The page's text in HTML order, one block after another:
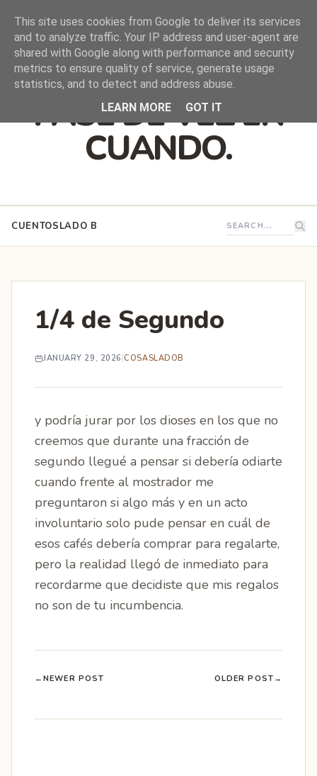
DEJO QUE ESTO
PASE DE VEZ EN
CUANDO.
CUENTOSLADO B
1/4 de Segundo
JANUARY 29, 2026 |COSASLADOB
y podría jurar por los dioses en los que no
creemos que durante una fracción de
segundo llegué a pensar si debería odiarte
cuando frente al mostrador me
preguntaron si algo más y en un acto
involuntario solo pude pensar en cuál de
esos cafés debería comprar para regalarte,
pero la realidad llegó de inmediato para
recordarme que decidiste que mis regalos
no son de tu incumbencia.
←NEWER POST OLDER POST →
This site uses cookies from Google to deliver its services
and to analyze traffic. Your IP address and user-agent are
shared with Google along with performance and security
metrics to ensure quality of service, generate usage
statistics, and to detect and address abuse.
LEARN MORE
GOT IT